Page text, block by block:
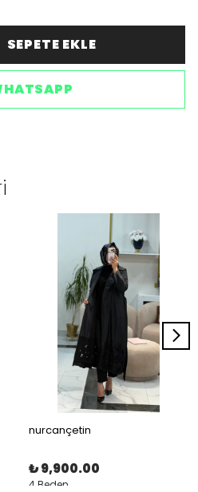
SEPETE EKLE
nurcançetin
₺ 9,900.00
4 Beden